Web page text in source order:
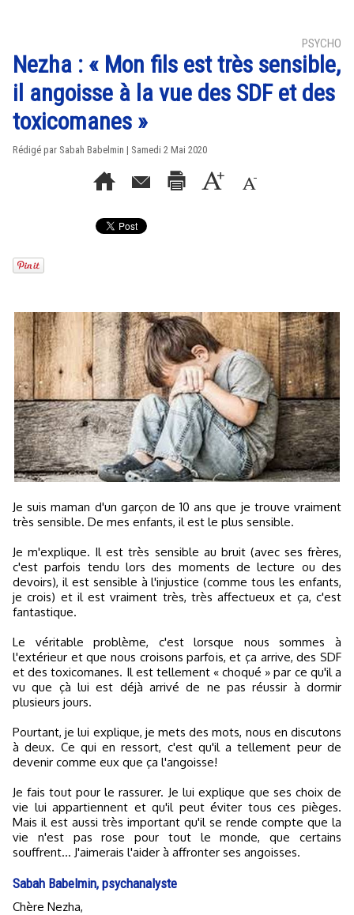
PSYCHO
Nezha : « Mon fils est très sensible,
il angoisse à la vue des SDF et des
toxicomanes »
Rédigé par Sabah Babelmin | Samedi 2 Mai 2020
Je suis maman d'un garçon de 10 ans que je trouve vraiment
très sensible. De mes enfants, il est le plus sensible.
Je m'explique. Il est très sensible au bruit (avec ses frères,
c'est parfois tendu lors des moments de lecture ou des
devoirs), il est sensible à l'injustice (comme tous les enfants,
je crois) et il est vraiment très, très affectueux et ça, c'est
fantastique.
Le véritable problème, c'est lorsque nous sommes à
l'extérieur et que nous croisons parfois, et ça arrive, des SDF
et des toxicomanes. Il est tellement « choqué » par ce qu'il a
vu que çà lui est déjà arrivé de ne pas réussir à dormir
plusieurs jours.
Pourtant, je lui explique, je mets des mots, nous en discutons
à deux. Ce qui en ressort, c'est qu'il a tellement peur de
devenir comme eux que ça l'angoisse!
Je fais tout pour le rassurer. Je lui explique que ses choix de
vie lui appartiennent et qu'il peut éviter tous ces pièges.
Mais il est aussi très important qu'il se rende compte que la
vie n'est pas rose pour tout le monde, que certains
souffrent... J'aimerais l'aider à affronter ses angoisses.
Sabah Babelmin, psychanalyste
Chère Nezha,